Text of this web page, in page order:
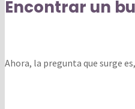
Encontrar un
Ahora, la pregunta que surge es,